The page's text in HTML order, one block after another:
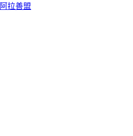
阿拉善盟